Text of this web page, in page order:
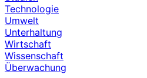
Technologie
Umwelt
Unterhaltung
Wirtschaft
Wissenschaft
Überwachung